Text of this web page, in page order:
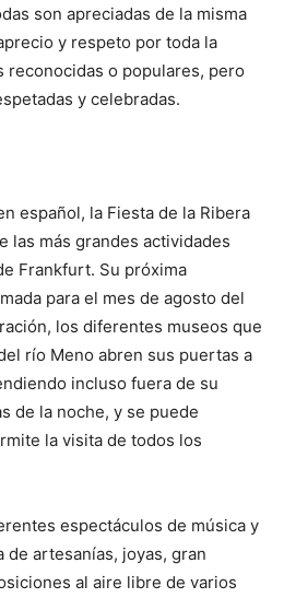
son apreciadas de la misma
y respeto por toda la
reconocidas o populares, pero
y celebradas.
español, la Fiesta de la Ribera
las más grandes actividades
Frankfurt. Su próxima
para el mes de agosto del
los diferentes museos que
río Meno abren sus puertas a
incluso fuera de su
de la noche, y se puede
la visita de todos los
espectáculos de música y
de artesanías, joyas, gran
al aire libre de varios